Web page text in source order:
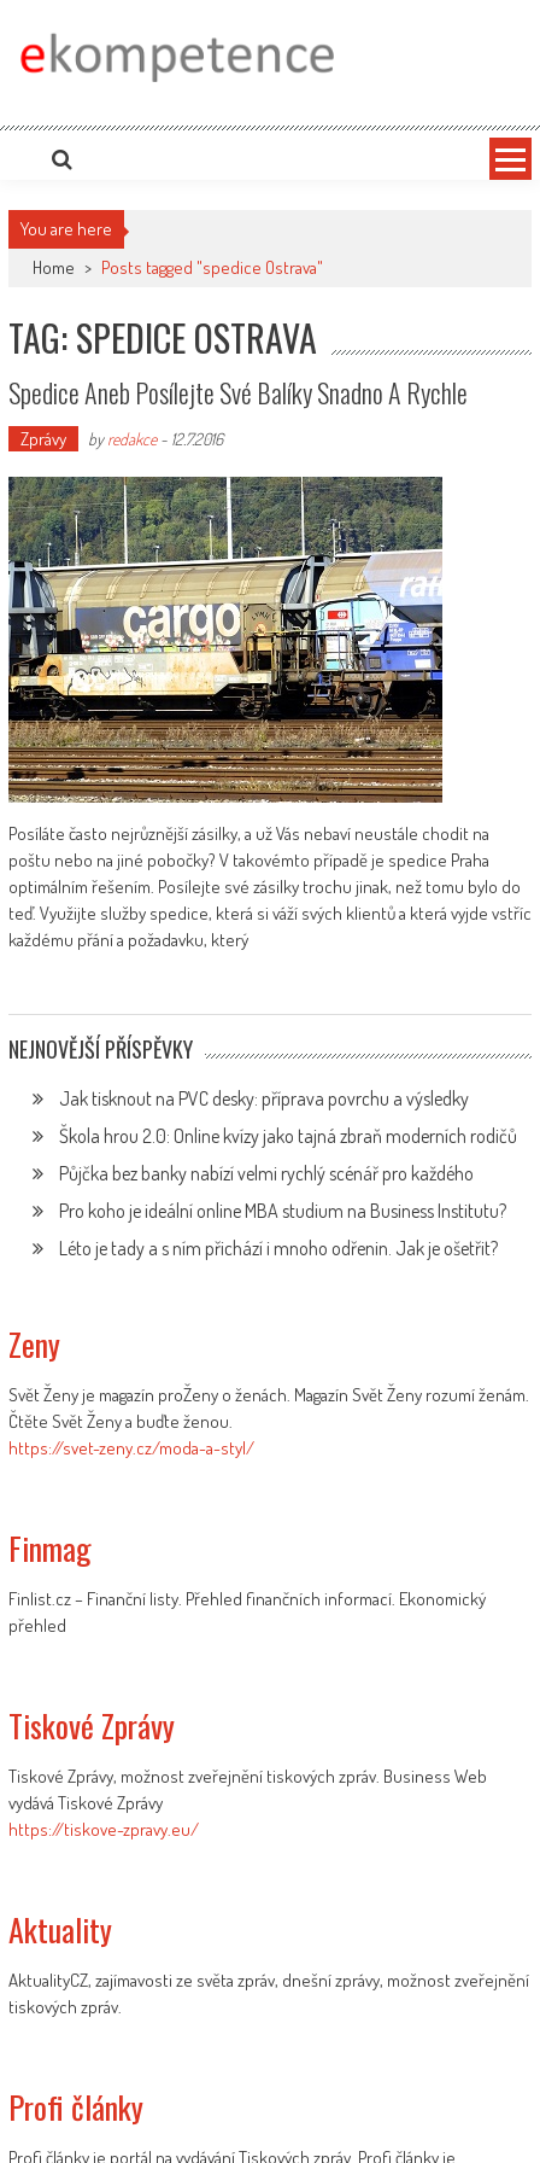
content
Ekompetence
portálech. Press Media. Kde vydat Tiskovou zprávu? Na portále eKompetence
You are here
Home > Posts tagged "spedice Ostrava"
TAG: SPEDICE OSTRAVA
Spedice Aneb Posílejte Své Balíky Snadno A Rychle
Zprávy byredakce- 12.7.2016
Posíláte často nejrůznější zásilky, a už Vás nebaví neustále chodit na
poštu nebo na jiné pobočky? V takovémto případě je spedice Praha
optimálním řešením. Posílejte své zásilky trochu jinak, než tomu bylo do
teď. Využijte služby spedice, která si váží svých klientů a která vyjde vstříc
každému přání a požadavku, který
NEJNOVĚJŠÍ PŘÍSPĚVKY
Jak tisknout na PVC desky: příprava povrchu a výsledky
Škola hrou 2.0: Online kvízy jako tajná zbraň moderních rodičů
Půjčka bez banky nabízí velmi rychlý scénář pro každého
Pro koho je ideální online MBA studium na Business Institutu?
Léto je tady a s ním přichází i mnoho odřenin. Jak je ošetřit?
Zeny
Svět Ženy je magazín proŽeny o ženách. Magazín Svět Ženy rozumí ženám.
Čtěte Svět Ženy a buďte ženou.
https://svet-zeny.cz/moda-a-styl/
Finmag
Finlist.cz – Finanční listy. Přehled finančních informací. Ekonomický
přehled
Tiskové Zprávy
Tiskové Zprávy, možnost zveřejnění tiskových zpráv. Business Web
vydává Tiskové Zprávy
https://tiskove-zpravy.eu/
Aktuality
AktualityCZ, zajímavosti ze světa zpráv, dnešní zprávy, možnost zveřejnění
tiskových zpráv.
Profi články
Profi články je portál na vydávání Tiskových zpráv. Profi články je